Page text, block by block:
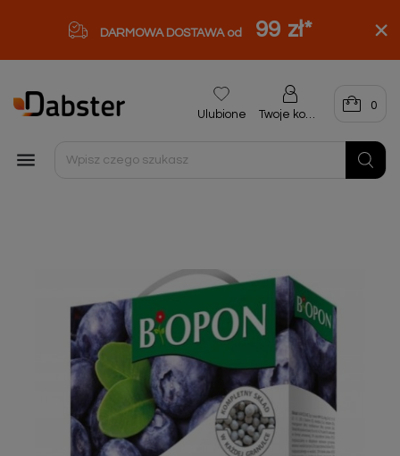
DARMOWA DOSTAWA od 99 zł*

Ulubione Twoje konto
0